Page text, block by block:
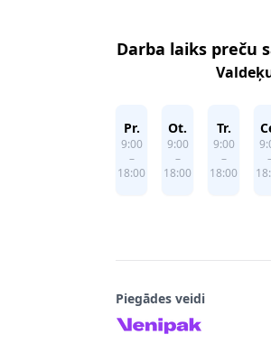
Darba laiks preču
Pr.
9:00
–
18:00
Ot.
9:00
–
18:00
Tr.
9:00
–
18:00
Piegādes veidi